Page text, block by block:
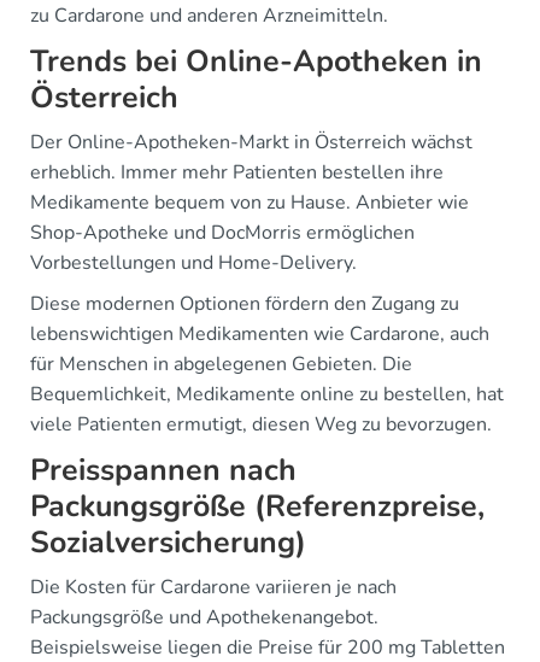
zu Cardarone und anderen Arzneimitteln.
Trends bei Online-Apotheken in
Österreich
Der Online-Apotheken-Markt in Österreich wächst
erheblich. Immer mehr Patienten bestellen ihre
Medikamente bequem von zu Hause. Anbieter wie
Shop-Apotheke und DocMorris ermöglichen
Vorbestellungen und Home-Delivery.
Diese modernen Optionen fördern den Zugang zu
lebenswichtigen Medikamenten wie Cardarone, auch
für Menschen in abgelegenen Gebieten. Die
Bequemlichkeit, Medikamente online zu bestellen, hat
viele Patienten ermutigt, diesen Weg zu bevorzugen.
Preisspannen nach
Packungsgröße (Referenzpreise,
Sozialversicherung)
Die Kosten für Cardarone variieren je nach
Packungsgröße und Apothekenangebot.
Beispielsweise liegen die Preise für 200 mg Tabletten